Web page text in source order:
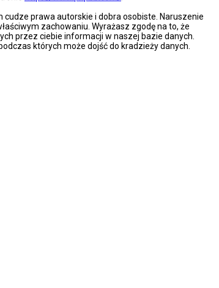
prawa autorskie i dobra osobiste. Naruszenie
zachowaniu. Wyrażasz zgodę na to, że
przez ciebie informacji w naszej bazie danych.
których może dojść do kradzieży danych.